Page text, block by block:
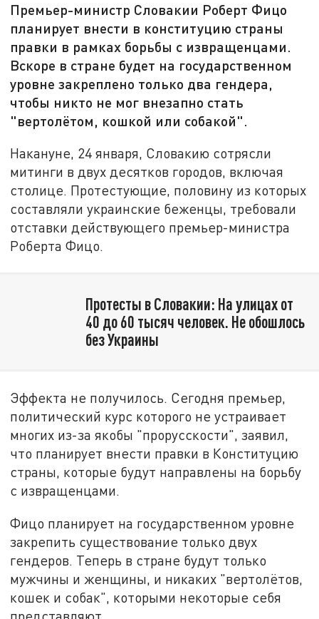
Премьер-министр Словакии Роберт Фицо
планирует внести в конституцию страны
правки в рамках борьбы с извращенцами.
Вскоре в стране будет на государственном
уровне закреплено только два гендера,
чтобы никто не мог внезапно стать
"вертолётом, кошкой или собакой".
Накануне, 24 января, Словакию сотрясли
митинги в двух десятков городов, включая
столице. Протестующие, половину из которых
составляли украинские беженцы, требовали
отставки действующего премьер-министра
Роберта Фицо.
Протесты в Словакии: На улицах от
40 до 60 тысяч человек. Не обошлось
без Украины
Эффекта не получилось. Сегодня премьер,
политический курс которого не устраивает
многих из-за якобы "прорусскости", заявил,
что планирует внести правки в Конституцию
страны, которые будут направлены на борьбу
с извращенцами.
Фицо планирует на государственном уровне
закрепить существование только двух
гендеров. Теперь в стране будут только
мужчины и женщины, и никаких "вертолётов,
кошек и собак", которыми некоторые себя
представляют.